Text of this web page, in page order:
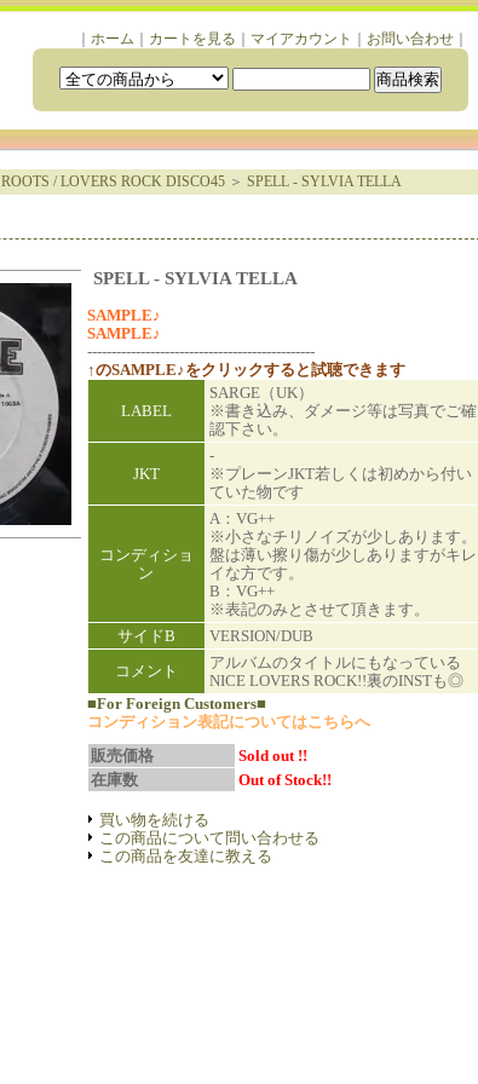
ホーム カートを見る マイアカウント お問い合わせ｜
ROOTS / LOVERS ROCK DISCO45＞ SPELL - SYLVIA TELLA
SPELL - SYLVIA TELLA
SAMPLE♪
SAMPLE♪
-----------------------------------------------
↑のSAMPLE♪をクリックすると試聴できます
LABEL
SARGE（UK）
※書き込み、ダメージ等は写真でご確
認下さい。
JKT
-
※プレーンJKT若しくは初めから付い
ていた物です
コンディショ
ン
A：VG++
※小さなチリノイズが少しあります。
盤は薄い擦り傷が少しありますがキレ
イな方です。
B：VG++
※表記のみとさせて頂きます。
サイドB
VERSION/DUB
コメント
アルバムのタイトルにもなっている
NICE LOVERS ROCK!!裏のINSTも◎
■For Foreign Customers■
コンディション表記についてはこちらへ
販売価格
Sold out !!
在庫数
Out of Stock!!
買い物を続ける
この商品について問い合わせる
この商品を友達に教える